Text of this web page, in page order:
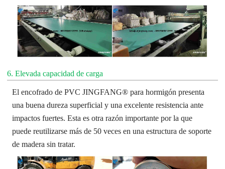
6. Elevada capacidad de carga
El encofrado de PVC JINGFANG® para hormigón presenta
una buena dureza superficial y una excelente resistencia ante
impactos fuertes. Esta es otra razón importante por la que
puede reutilizarse más de 50 veces en una estructura de soporte
de madera sin tratar.